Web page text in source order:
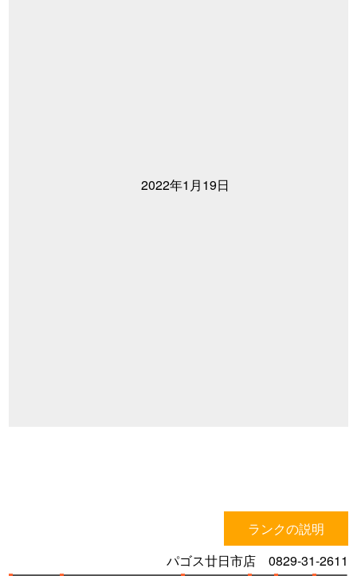
2022年1月19日
ランクの説明
パゴス廿日市店 0829-31-2611